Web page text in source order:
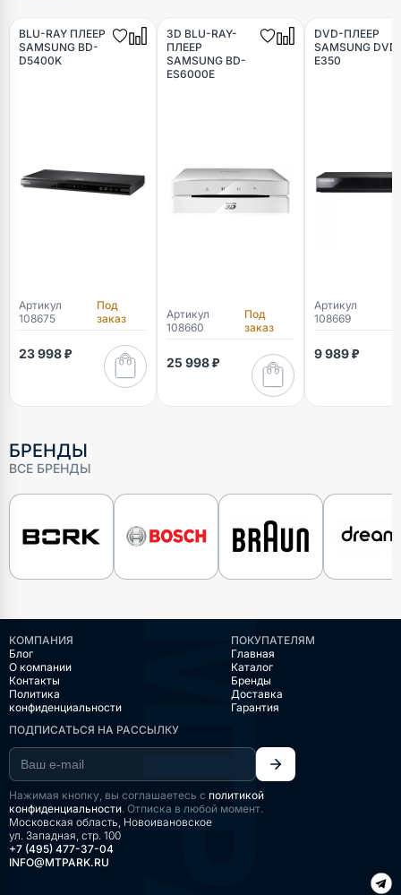
BLU-RAY ПЛЕЕР
SAMSUNG BD-
D5400K
Артикул
108675
Под
заказ
23 998 ₽
3D BLU-RAY-
ПЛЕЕР
SAMSUNG BD-
ES6000E
Артикул
108660
Под
заказ
25 998 ₽
DVD-ПЛЕЕР
SAMSUNG
E350
Артикул
108669
9 989 ₽
БРЕНДЫ
ВСЕ БРЕНДЫ
КОМПАНИЯ
Блог
О компании
Контакты
Политика
конфиденциальности
ПОКУПАТЕЛЯМ
Главная
Каталог
Бренды
Доставка
Гарантия
ПОДПИСАТЬСЯ НА РАССЫЛКУ
Нажимая кнопку, вы соглашаетесь с политикой
конфиденциальности. Отписка в любой момент.
Московская область, Новоивановское
ул. Западная, стр. 100
+7 (495) 477-37-04
INFO@MTPARK.RU